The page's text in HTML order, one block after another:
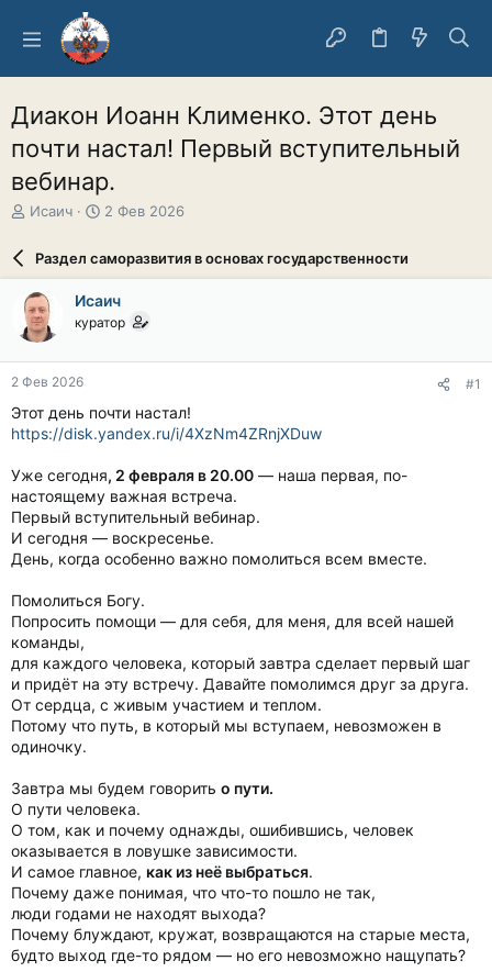
Диакон Иоанн Клименко. Этот день
почти настал! Первый вступительный
вебинар.
А
о
р
т
е
м
ы
Исаич
Д
а
а
ч
л
2 Фев 2026
Раздел саморазвития в основах государственности
Исаич
куратор
2 Фев 2026 #1
Этот день почти настал!
https://disk.yandex.ru/i/4XzNm4ZRnjXDuw
Уже сегодня, 2 февраля в 20.00 — наша первая, по-
настоящему важная встреча.
Первый вступительный вебинар.
И сегодня — воскресенье.
День, когда особенно важно помолиться всем вместе.
Помолиться Богу.
Попросить помощи — для себя, для меня, для всей нашей
команды,
для каждого человека, который завтра сделает первый шаг
и придёт на эту встречу. Давайте помолимся друг за друга.
От сердца, с живым участием и теплом.
Потому что путь, в который мы вступаем, невозможен в
одиночку.
Завтра мы будем говорить о пути.
О пути человека.
О том, как и почему однажды, ошибившись, человек
оказывается в ловушке зависимости.
И самое главное, как из неё выбраться.
Почему даже понимая, что что-то пошло не так,
люди годами не находят выхода?
Почему блуждают, кружат, возвращаются на старые места,
будто выход где-то рядом — но его невозможно нащупать?